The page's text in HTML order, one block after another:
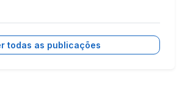
todas as publicações